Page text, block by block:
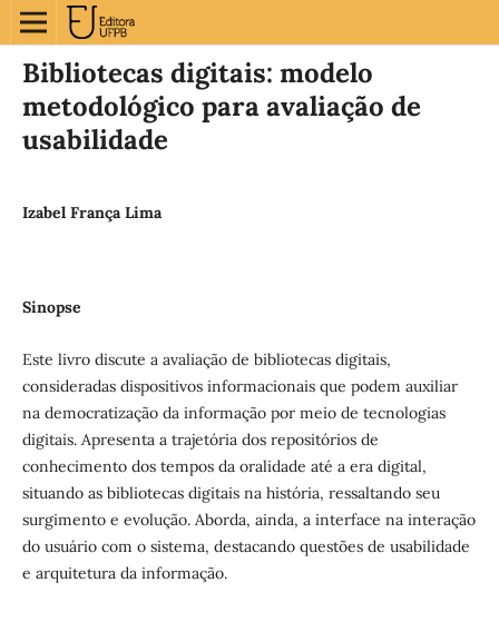
Bibliotecas digitais: modelo
metodológico para avaliação de
usabilidade
Izabel França Lima
Sinopse
Este livro discute a avaliação de bibliotecas digitais,
consideradas dispositivos informacionais que podem auxiliar
na democratização da informação por meio de tecnologias
digitais. Apresenta a trajetória dos repositórios de
conhecimento dos tempos da oralidade até a era digital,
situando as bibliotecas digitais na história, ressaltando seu
surgimento e evolução. Aborda, ainda, a interface na interação
do usuário com o sistema, destacando questões de usabilidade
e arquitetura da informação.